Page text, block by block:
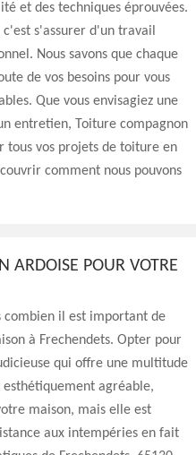
et des techniques éprouvées.
s'assurer d'un travail
Nous savons que chaque
de vos besoins pour vous
Que vous envisagiez une
entretien, Toiture compagnon
tous vos projets de toiture en
comment nous pouvons
ARDOISE POUR VOTRE
combien il est important de
à Frechendets. Opter pour
qui offre une multitude
agréable,
maison, mais elle est
aux intempéries en fait